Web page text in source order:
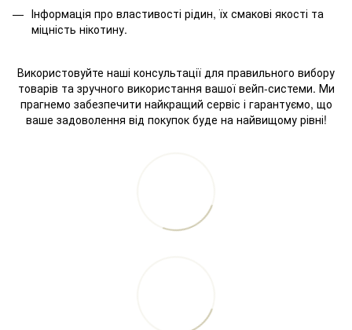
Інформація про властивості рідин, їх смакові якості та
міцність нікотину.
Використовуйте наші консультації для правильного вибору
товарів та зручного використання вашої вейп-системи. Ми
прагнемо забезпечити найкращий сервіс і гарантуємо, що
ваше задоволення від покупок буде на найвищому рівні!